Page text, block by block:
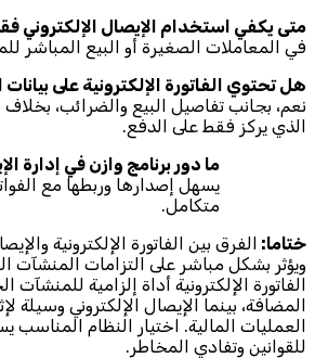
متى يكفي استخدام الإيصال الإلكتروني
في المعاملات الصغيرة أو البيع المباشر
هل تحتوي الفاتورة الإلكترونية على
نعم، بجانب تفاصيل البيع والضرائب، بخلاف
الذي يركز فقط على الدفع.
ما دور برنامج وازن في إدارة
يسهل إصدارها وربطها مع
متكامل.
ختاما: الفرق بين الفاتورة الإلكترونية
ويؤثر بشكل مباشر على التزامات المنشآت
الفاتورة الإلكترونية أداة إلزامية
المضافة، بينما الإيصال الإلكتروني وسيلة
العمليات المالية. اختيار النظام المناسب
للقوانين وتفادي المخاطر.